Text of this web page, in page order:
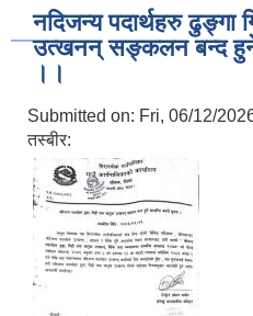
नदिजन्य पदार्थहरु ढुङ्गा
उत्खनन् सङ्कलन बन्द हुने
।।
Submitted on: Fri, 06/12/
तस्बीर: